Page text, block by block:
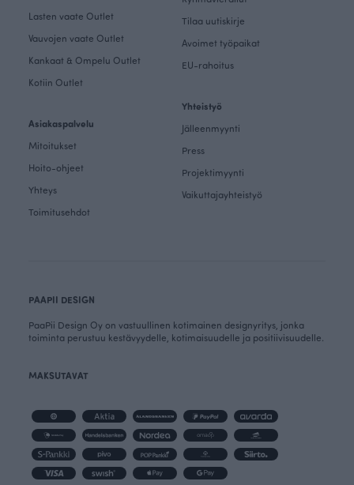
Lasten vaate Outlet
Vauvojen vaate Outlet
Kankaat & Ompelu Outlet
Kotiin Outlet
Asiakaspalvelu
Mitoitukset
Hoito-ohjeet
Yhteys
Toimitusehdot
Tilaa uutiskirje
Avoimet työpaikat
EU-rahoitus
Yhteistyö
Jälleenmyynti
Press
Projektimyynti
Vaikuttajayhteistyö
PAAPII DESIGN
PaaPii Design Oy on vastuullinen kotimainen designyritys, jonka
toiminta perustuu kestävyydelle, kotimaisuudelle ja positiivisuudelle.
MAKSUTAVAT